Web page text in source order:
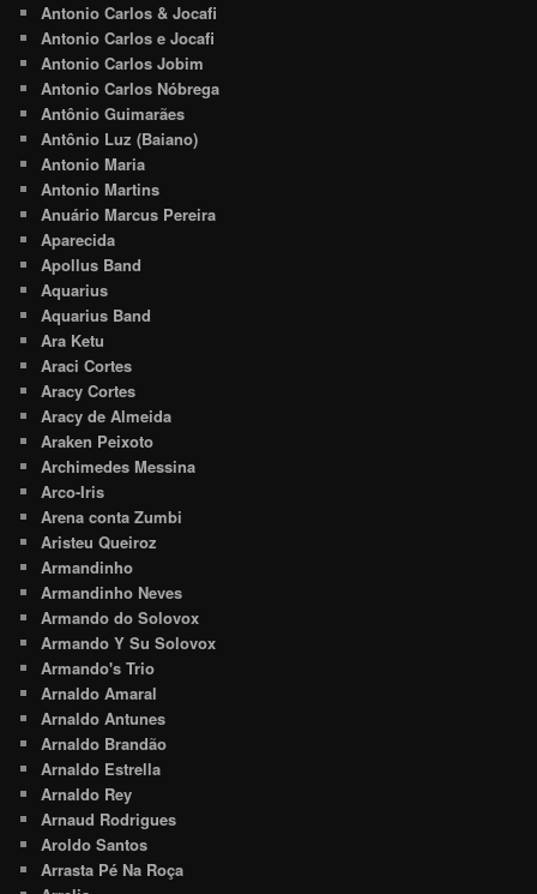
Antonio Carlos & Jocafi
Antonio Carlos e Jocafi
Antonio Carlos Jobim
Antonio Carlos Nóbrega
Antônio Guimarães
Antônio Luz (Baiano)
Antonio Maria
Antonio Martins
Anuário Marcus Pereira
Aparecida
Apollus Band
Aquarius
Aquarius Band
Ara Ketu
Araci Cortes
Aracy Cortes
Aracy de Almeida
Araken Peixoto
Archimedes Messina
Arco-Iris
Arena conta Zumbi
Aristeu Queiroz
Armandinho
Armandinho Neves
Armando do Solovox
Armando Y Su Solovox
Armando's Trio
Arnaldo Amaral
Arnaldo Antunes
Arnaldo Brandão
Arnaldo Estrella
Arnaldo Rey
Arnaud Rodrigues
Aroldo Santos
Arrasta Pé Na Roça